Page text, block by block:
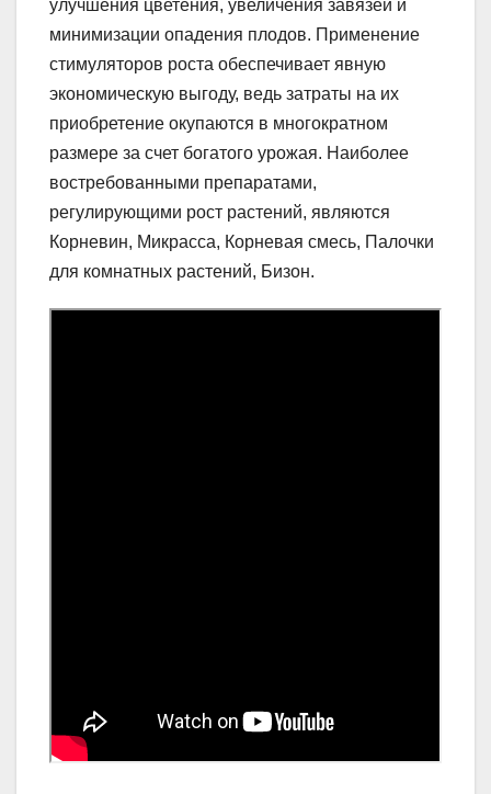
улучшения цветения, увеличения завязей и
минимизации опадения плодов. Применение
стимуляторов роста обеспечивает явную
экономическую выгоду, ведь затраты на их
приобретение окупаются в многократном
размере за счет богатого урожая. Наиболее
востребованными препаратами,
регулирующими рост растений, являются
Корневин, Микрасса, Корневая смесь, Палочки
для комнатных растений, Бизон.